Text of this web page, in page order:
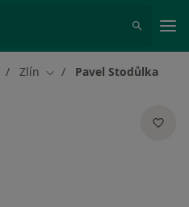
Zlín Změna města
Pavel Stodůlka